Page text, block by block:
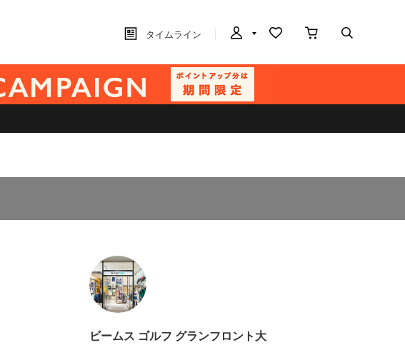
タイムライン
ビームス ゴルフ グランフロント大